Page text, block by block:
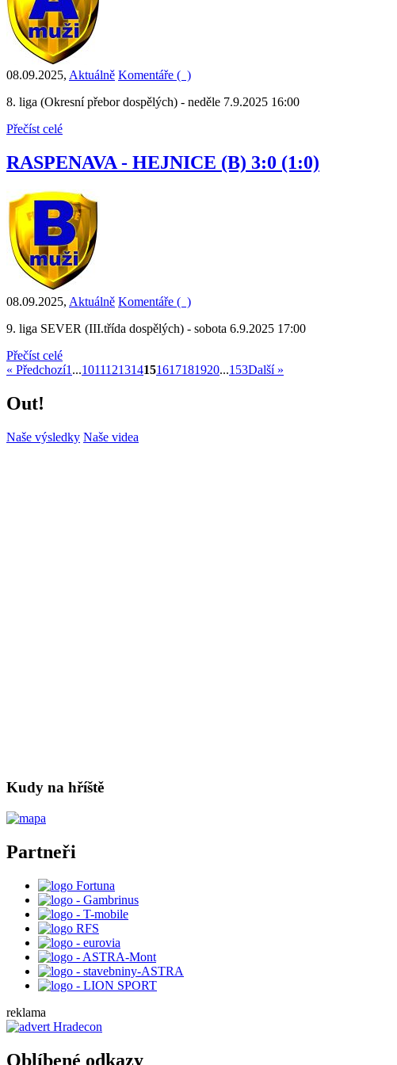
08.09.2025, Aktuálně Komentáře ( )
8. liga (Okresní přebor dospělých) - neděle 7.9.2025 16:00
Přečíst celé
RASPENAVA - HEJNICE (B) 3:0 (1:0)
08.09.2025, Aktuálně Komentáře ( )
9. liga SEVER (III.třída dospělých) - sobota 6.9.2025 17:00
Přečíst celé
« Předchozí1 ...1011121314151617181920...153Další »
Out!
Naše výsledky Naše videa
Kudy na hříště
Partneři
reklama
Oblíbené odkazy